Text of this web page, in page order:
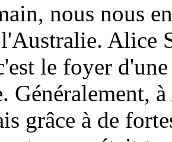
nous nous
Alice
le foyer
Généralement,
grâce à de